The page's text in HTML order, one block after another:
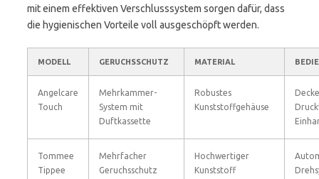
mit einem effektiven Verschlusssystem sorgen dafür, dass
die hygienischen Vorteile voll ausgeschöpft werden.
MODELL GERUCHSSCHUTZ MATERIAL
Angelcare
Touch
Mehrkammer-
System mit
Duftkassette
Robustes
Kunststoffgehäuse
Tommee
Tippee
Mehrfacher
Geruchsschutz
Hochwertiger
Kunststoff